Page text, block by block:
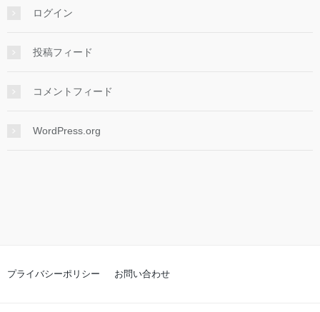
ログイン
投稿フィード
コメントフィード
WordPress.org
プライバシーポリシー お問い合わせ